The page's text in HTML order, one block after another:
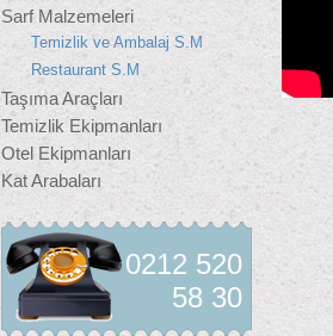
Sarf Malzemeleri
Temizlik ve Ambalaj S.M
Restaurant S.M
Taşıma Araçları
Temizlik Ekipmanları
Otel Ekipmanları
Kat Arabaları
0212 520
58 30